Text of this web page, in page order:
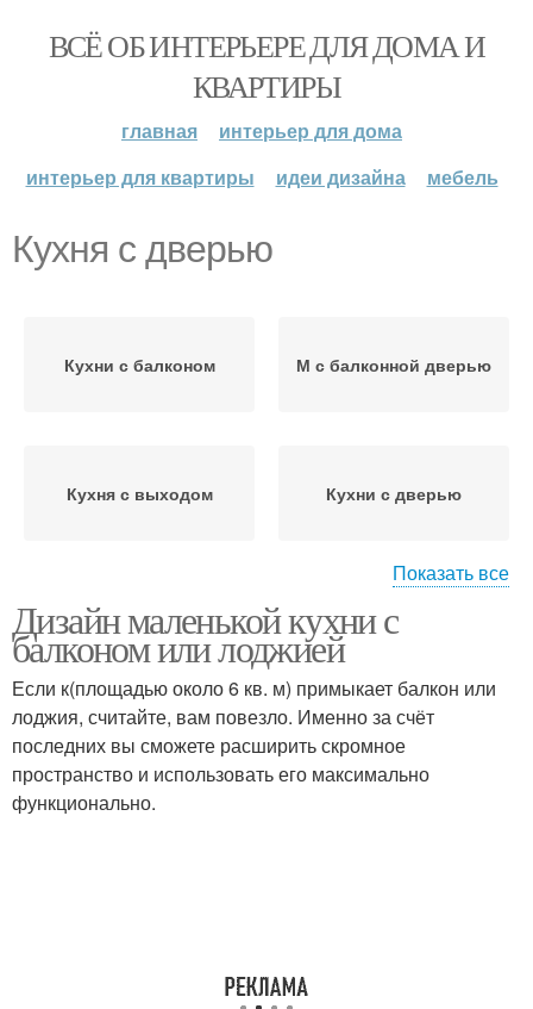
ВСЁ ОБ ИНТЕРЬЕРЕ ДЛЯ ДОМА И
КВАРТИРЫ
главная
интерьер для дома
интерьер для квартиры
идеи дизайна мебель
Кухня с дверью
Кухни с балконом М с балконной дверью
Кухня с выходом Кухни с дверью
Кухня на балкон Дизайн для кухни
Стиль для кухни
Показать все
Дизайн маленькой кухни с
балконом или лоджией
Если к(площадью около 6 кв. м) примыкает балкон или
лоджия, считайте, вам повезло. Именно за счёт
последних вы сможете расширить скромное
пространство и использовать его максимально
функционально.